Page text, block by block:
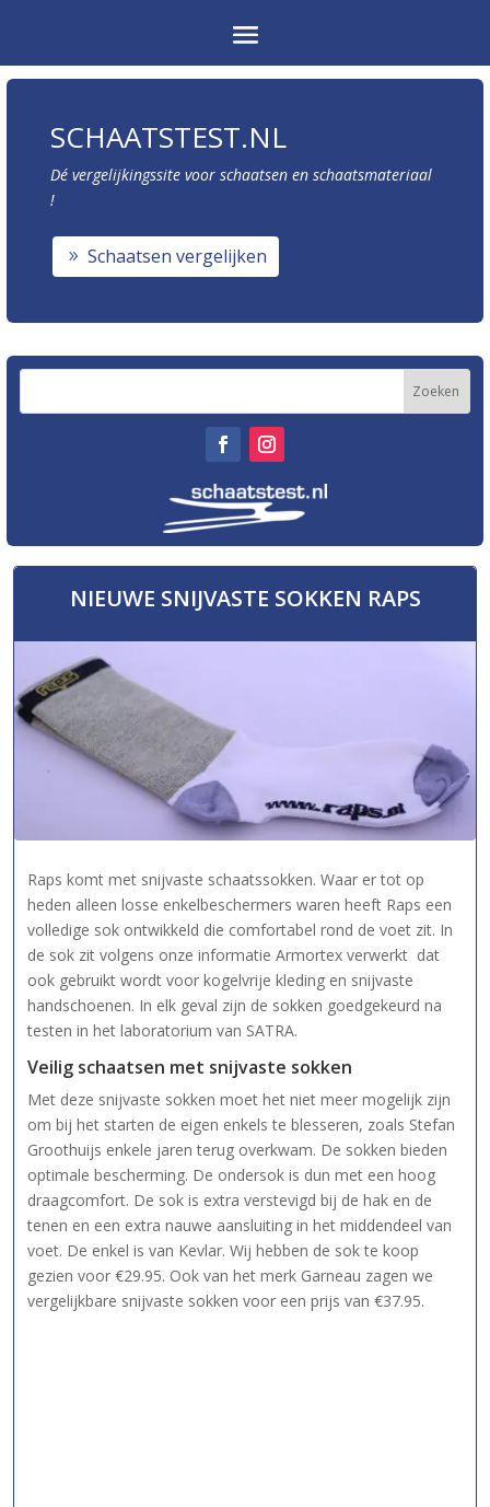
SCHAATSTEST.NL
Dé vergelijkingssite voor schaatsen en schaatsmateriaal
!
Schaatsen vergelijken
NIEUWE SNIJVASTE SOKKEN RAPS
Raps komt met snijvaste schaatssokken. Waar er tot op
heden alleen losse enkelbeschermers waren heeft Raps een
volledige sok ontwikkeld die comfortabel rond de voet zit. In
de sok zit volgens onze informatie Armortex verwerkt dat
ook gebruikt wordt voor kogelvrije kleding en snijvaste
handschoenen. In elk geval zijn de sokken goedgekeurd na
testen in het laboratorium van SATRA.
Veilig schaatsen met snijvaste sokken
Met deze snijvaste sokken moet het niet meer mogelijk zijn
om bij het starten de eigen enkels te blesseren, zoals Stefan
Groothuijs enkele jaren terug overkwam. De sokken bieden
optimale bescherming. De ondersok is dun met een hoog
draagcomfort. De sok is extra verstevigd bij de hak en de
tenen en een extra nauwe aansluiting in het middendeel van
voet. De enkel is van Kevlar. Wij hebben de sok te koop
gezien voor €29.95. Ook van het merk Garneau zagen we
vergelijkbare snijvaste sokken voor een prijs van €37.95.